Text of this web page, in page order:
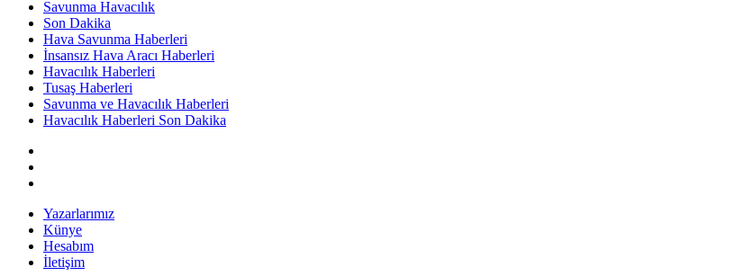
Savunma Havacılık
Son Dakika
Hava Savunma Haberleri
İnsansız Hava Aracı Haberleri
Havacılık Haberleri
Tusaş Haberleri
Savunma ve Havacılık Haberleri
Havacılık Haberleri Son Dakika
Yazarlarımız
Künye
Hesabım
İletişim